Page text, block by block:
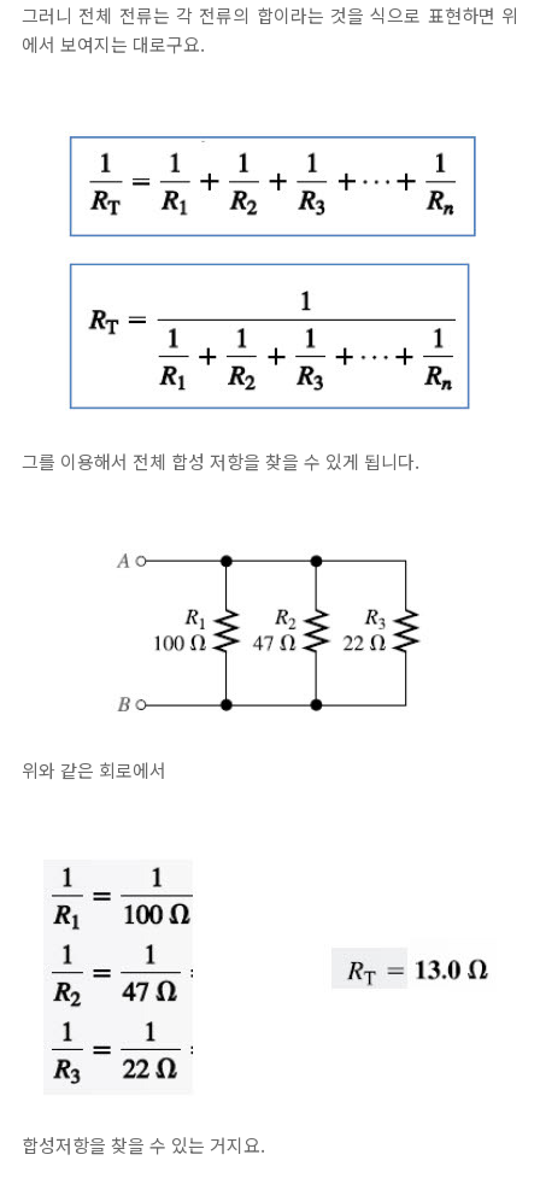
그러니 전체 전류는 각 전류의 합이라는 것을 식으로 표현하면 위
에서 보여지는 대로구요.
그를 이용해서 전체 합성 저항을 찾을 수 있게 됩니다.
위와 같은 회로에서
합성저항을 찾을 수 있는 거지요.